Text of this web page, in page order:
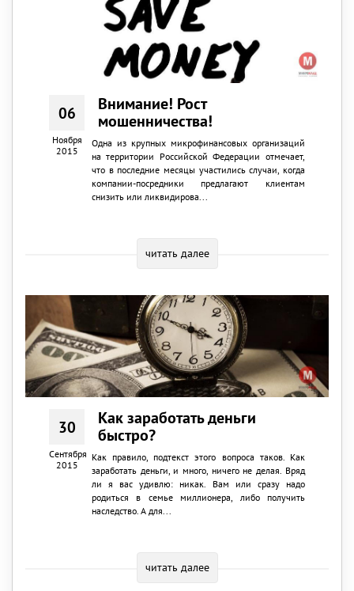
06
Ноября
2015
Внимание! Рост
мошенничества!
Одна из крупных микрофинансовых организаций
на территории Российской Федерации отмечает,
что в последние месяцы участились случаи, когда
компании-посредники предлагают клиентам
снизить или ликвидирова...
читать далее
30
Сентября
2015
Как заработать деньги
быстро?
Как правило, подтекст этого вопроса таков. Как
заработать деньги, и много, ничего не делая. Вряд
ли я вас удивлю: никак. Вам или сразу надо
родиться в семье миллионера, либо получить
наследство. А для...
читать далее